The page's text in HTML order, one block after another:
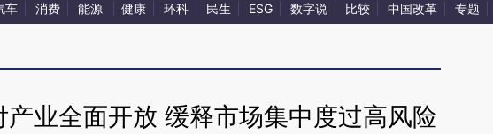
车 消费 能源 健康 环科 民生 ESG 数字说 比较 中国改革 专题
业全面开放 缓释市场集中度过高风险